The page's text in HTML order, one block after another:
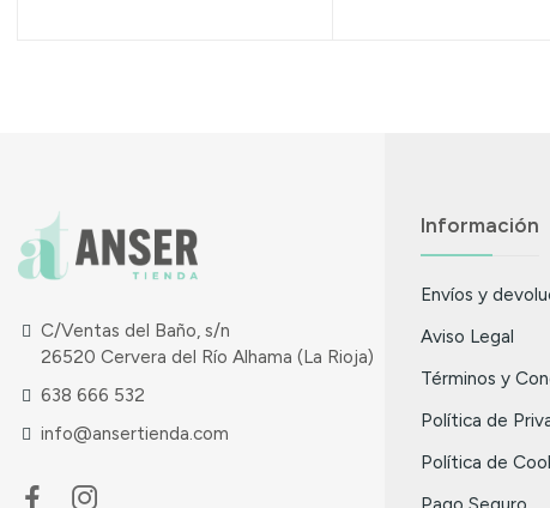
C/Ventas del Baño, s/n
26520 Cervera del Río Alhama (La Rioja)
638 666 532
info@ansertienda.com
Información
Envíos y
Aviso Legal
Términos y
Política de
Política de